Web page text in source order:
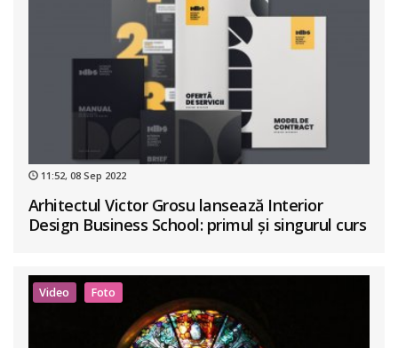
11:52, 08 Sep 2022
Arhitectul Victor Grosu lansează Interior
Design Business School: primul și singurul curs
Video Foto